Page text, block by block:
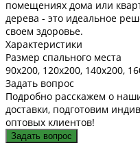
помещениях дома или
дерева - это идеальное
своем здоровье.
Характеристики
Размер спального места
90х200, 120х200, 140х200,
Задать вопрос
Подробно расскажем о
доставки, подготовим
оптовых клиентов!
Задать вопрос